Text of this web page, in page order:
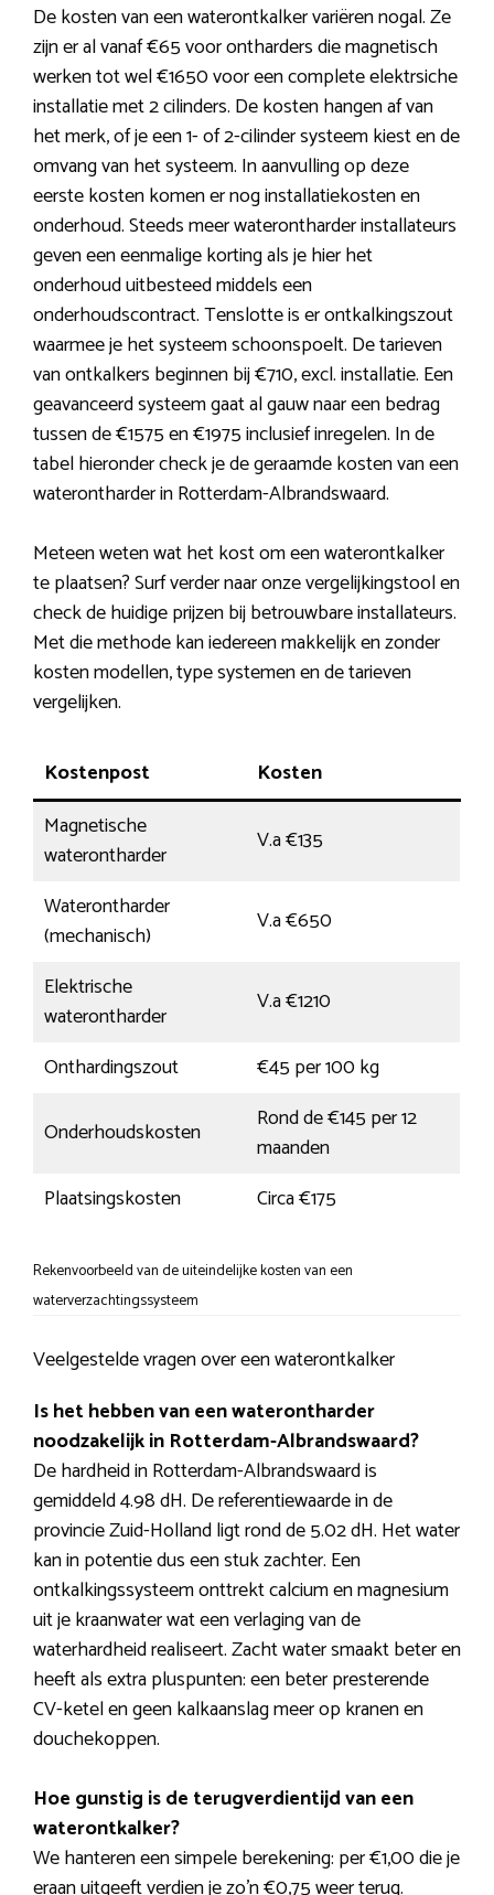
De kosten van een waterontkalker variëren nogal. Ze
zijn er al vanaf €65 voor ontharders die magnetisch
werken tot wel €1650 voor een complete elektrsiche
installatie met 2 cilinders. De kosten hangen af van
het merk, of je een 1- of 2-cilinder systeem kiest en de
omvang van het systeem. In aanvulling op deze
eerste kosten komen er nog installatiekosten en
onderhoud. Steeds meer waterontharder installateurs
geven een eenmalige korting als je hier het
onderhoud uitbesteed middels een
onderhoudscontract. Tenslotte is er ontkalkingszout
waarmee je het systeem schoonspoelt. De tarieven
van ontkalkers beginnen bij €710, excl. installatie. Een
geavanceerd systeem gaat al gauw naar een bedrag
tussen de €1575 en €1975 inclusief inregelen. In de
tabel hieronder check je de geraamde kosten van een
waterontharder in Rotterdam-Albrandswaard.
Meteen weten wat het kost om een waterontkalker
te plaatsen? Surf verder naar onze vergelijkingstool en
check de huidige prijzen bij betrouwbare installateurs.
Met die methode kan iedereen makkelijk en zonder
kosten modellen, type systemen en de tarieven
vergelijken.
Kostenpost
Kosten
Magnetische
waterontharder
V.a €135
Waterontharder
(mechanisch)
V.a €650
Elektrische
waterontharder
V.a €1210
Onthardingszout
€45 per 100 kg
Onderhoudskosten
Rond de €145 per 12
maanden
Plaatsingskosten
Circa €175
Rekenvoorbeeld van de uiteindelijke kosten van een
waterverzachtingssysteem
Veelgestelde vragen over een waterontkalker
Is het hebben van een waterontharder
noodzakelijk in Rotterdam-Albrandswaard?
De hardheid in Rotterdam-Albrandswaard is
gemiddeld 4.98 dH. De referentiewaarde in de
provincie Zuid-Holland ligt rond de 5.02 dH. Het water
kan in potentie dus een stuk zachter. Een
ontkalkingssysteem onttrekt calcium en magnesium
uit je kraanwater wat een verlaging van de
waterhardheid realiseert. Zacht water smaakt beter en
heeft als extra pluspunten: een beter presterende
CV-ketel en geen kalkaanslag meer op kranen en
douchekoppen.
Hoe gunstig is de terugverdientijd van een
waterontkalker?
We hanteren een simpele berekening: per €1,00 die je